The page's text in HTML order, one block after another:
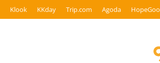
Klook KKday Trip.com Agoda HopeGoo